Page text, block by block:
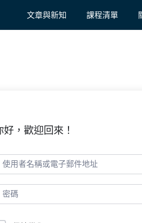
文章與新知 課程清單
好，歡迎回來！